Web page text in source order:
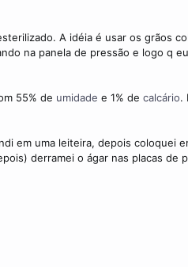
A idéia é usar os grãos
na panela de pressão e logo q
55% de umidade e 1% de calcário.
em uma leiteira, depois coloquei
derramei o ágar nas placas de